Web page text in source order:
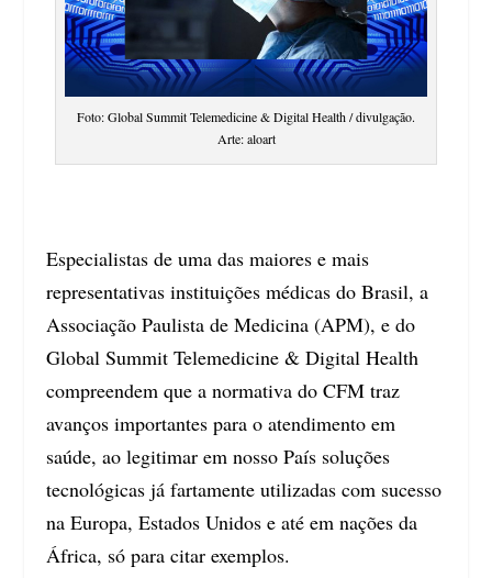
Foto: Global Summit Telemedicine & Digital Health / divulgação.
Arte: aloart
Especialistas de uma das maiores e mais
representativas instituições médicas do Brasil, a
Associação Paulista de Medicina (APM), e do
Global Summit Telemedicine & Digital Health
compreendem que a normativa do CFM traz
avanços importantes para o atendimento em
saúde, ao legitimar em nosso País soluções
tecnológicas já fartamente utilizadas com sucesso
na Europa, Estados Unidos e até em nações da
África, só para citar exemplos.